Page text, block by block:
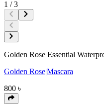
1 /3
Golden Rose Essential
Golden Rose|Mascara
800 ৳